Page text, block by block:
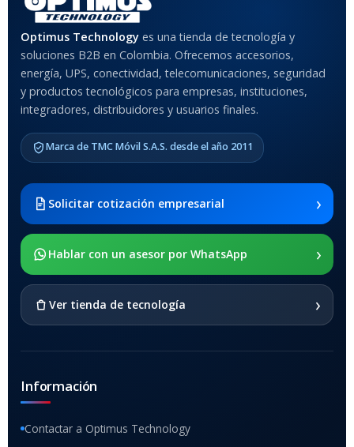
Anti-Shock
MODELO DE TABLETS
COMPATIBLES
2021 SM-x200 / Samsung
Galaxy Tab A8 10.5 2021 SM-
x205
SOPORTE DE APOYO
Optimus Technology es una tienda de tecnología y
soluciones B2B en Colombia. Ofrecemos accesorios,
energía, UPS, conectividad, telecomunicaciones, seguridad
y productos tecnológicos para empresas, instituciones,
integradores, distribuidores y usuarios finales.
Marca de TMC Móvil S.A.S. desde el año 2011
Solicitar cotización empresarial ›
Hablar con un asesor por WhatsApp ›
Ver tienda de tecnología ›
Información
Contactar a Optimus Technology